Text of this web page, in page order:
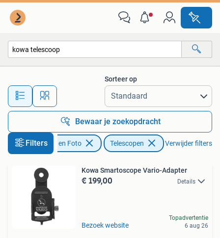
Alle afstanden…
Sorteer op
Bewaar je zoekopdracht
Filters
Audio, Tv en Foto Telescopen Verwijder filters
Kowa Smartoscope Vario-Adapter
€ 199,00 Details
Bezoek website
Topadvertentie
6 aug 26